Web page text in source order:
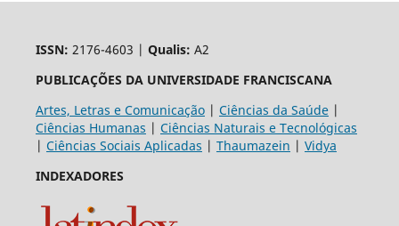
ISSN: 2176-4603 | Qualis: A2
PUBLICAÇÕES DA UNIVERSIDADE FRANCISCANA
Artes, Letras e Comunicação| Ciências da Saúde|
Ciências Humanas | Ciências Naturais e Tecnológicas
| Ciências Sociais Aplicadas | Thaumazein | Vidya
INDEXADORES